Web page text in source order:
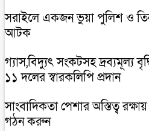
সরাইলে একজন ভুয়া পুলিশ ও
আটক
গ্যাস,বিদ্যুৎ সংকটসহ দ্রব্যমূল্য
১১ দলের স্বারকলিপি প্রদান
সাংবাদিকতা পেশার অস্তিত্ব
গঠন করুন